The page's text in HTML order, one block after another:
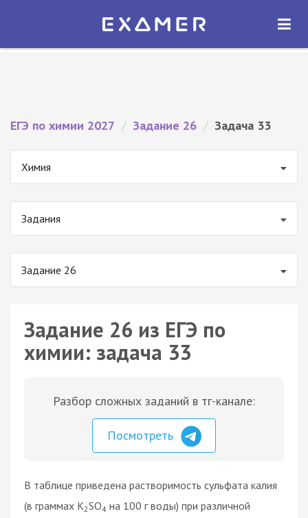
Экзамер — ЕГЭ 2027
ОТКРЫТЬ
ЕГЭ по химии 2027 / Задание 26 / Задача 33
Химия
Задания
Задание 26
Задание 26 из ЕГЭ по
химии: задача 33
Разбор сложных заданий в тг-канале:
Посмотреть
В таблице приведена растворимость сульфата калия
(в граммах К2SO4 на 100 г воды) при различной